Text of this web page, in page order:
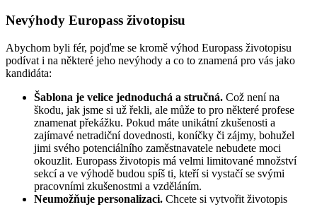
Nevýhody Europass životopisu
Abychom byli fér, pojďme se kromě výhod Europass životopisu
podívat i na některé jeho nevýhody a co to znamená pro vás jako
kandidáta:
Šablona je velice jednoduchá a stručná. Což není na
škodu, jak jsme si už řekli, ale může to pro některé profese
znamenat překážku. Pokud máte unikátní zkušenosti a
zajímavé netradiční dovednosti, koníčky či zájmy, bohužel
jimi svého potenciálního zaměstnavatele nebudete moci
okouzlit. Europass životopis má velmi limitované množství
sekcí a ve výhodě budou spíš ti, kteří si vystačí se svými
pracovními zkušenostmi a vzděláním.
Neumožňuje personalizaci. Chcete si vytvořit životopis